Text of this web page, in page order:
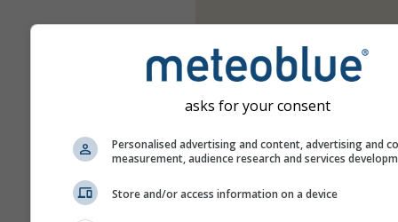
asks for your consent
Personalised advertising and content, advertising and
measurement, audience research and services
Store and/or access information on a device